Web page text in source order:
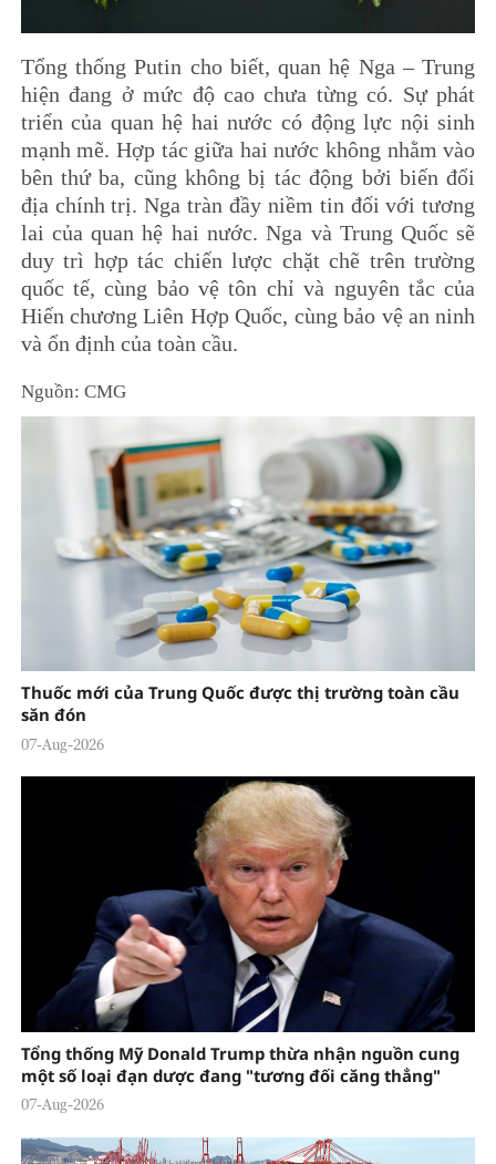
Tổng thống Putin cho biết, quan hệ Nga – Trung
hiện đang ở mức độ cao chưa từng có. Sự phát
triển của quan hệ hai nước có động lực nội sinh
mạnh mẽ. Hợp tác giữa hai nước không nhằm vào
bên thứ ba, cũng không bị tác động bởi biến đổi
địa chính trị. Nga tràn đầy niềm tin đối với tương
lai của quan hệ hai nước. Nga và Trung Quốc sẽ
duy trì hợp tác chiến lược chặt chẽ trên trường
quốc tế, cùng bảo vệ tôn chỉ và nguyên tắc của
Hiến chương Liên Hợp Quốc, cùng bảo vệ an ninh
và ổn định của toàn cầu.
Nguồn: CMG
Thuốc mới của Trung Quốc được thị trường toàn cầu
săn đón
07-Aug-2026
Tổng thống Mỹ Donald Trump thừa nhận nguồn cung
một số loại đạn dược đang "tương đối căng thẳng"
07-Aug-2026